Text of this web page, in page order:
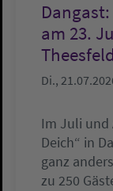
am 23.
Theesfeld
Di.,
Im Juli und
Deich“ in
ganz
zu 250